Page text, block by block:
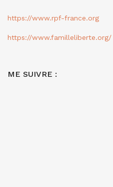
https://www.rpf-france.org
https://www.familleliberte.org/
ME SUIVRE :